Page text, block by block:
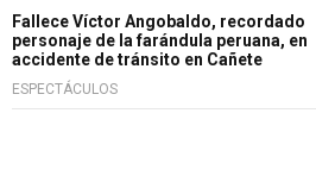
Fallece Víctor Angobaldo, recordado
personaje de la farándula peruana, en
accidente de tránsito en Cañete
ESPECTÁCULOS